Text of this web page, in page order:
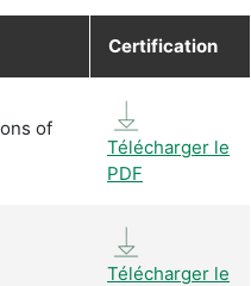
Certification
of
Télécharger le
PDF
Télécharger le